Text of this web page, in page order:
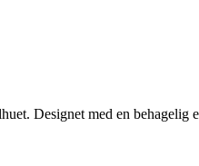
Designet med en